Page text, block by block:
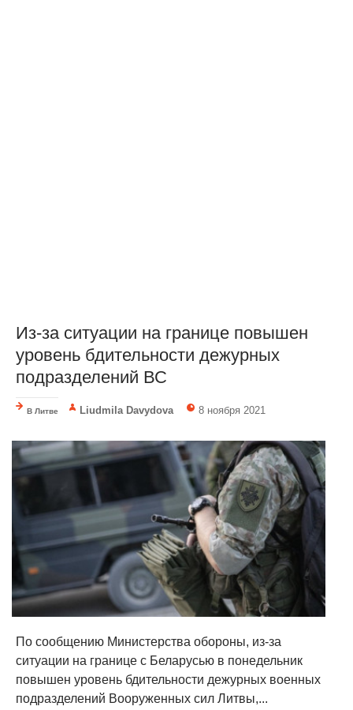
Из-за ситуации на границе повышен
уровень бдительности дежурных
подразделений ВС
В Литве Liudmila Davydova 8 ноября 2021
По сообщению Министерства обороны, из-за
ситуации на границе с Беларусью в понедельник
повышен уровень бдительности дежурных военных
подразделений Вооруженных сил Литвы,...